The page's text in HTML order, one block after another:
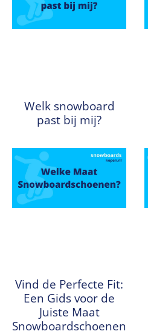
Welk snowboard
past bij mij?
Vind de Perfecte Fit:
Een Gids voor de
Juiste Maat
Snowboardschoenen